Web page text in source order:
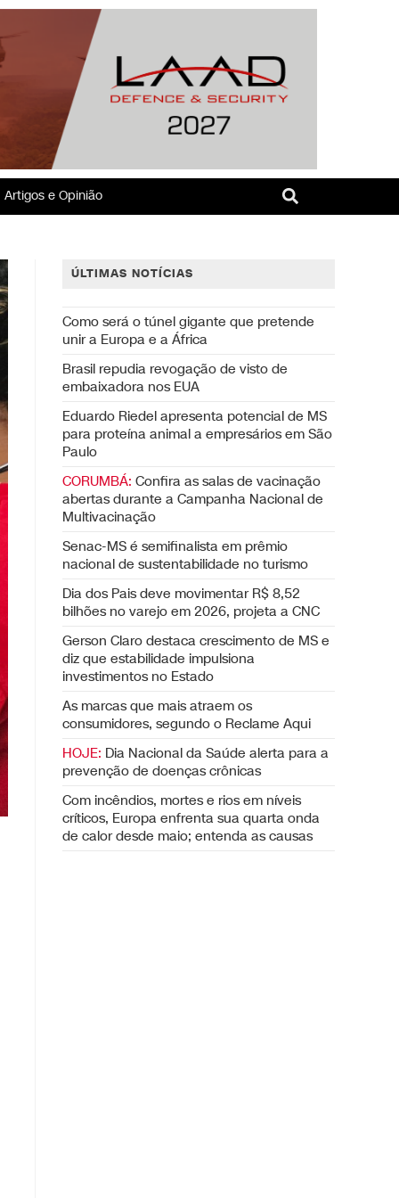
Artigos e Opinião
ÚLTIMAS NOTÍCIAS
Como será o túnel gigante que pretende
unir a Europa e a África
Brasil repudia revogação de visto de
embaixadora nos EUA
Eduardo Riedel apresenta potencial de MS
para proteína animal a empresários em São
Paulo
CORUMBÁ: Confira as salas de vacinação
abertas durante a Campanha Nacional de
Multivacinação
Senac-MS é semifinalista em prêmio
nacional de sustentabilidade no turismo
Dia dos Pais deve movimentar R$ 8,52
bilhões no varejo em 2026, projeta a CNC
Gerson Claro destaca crescimento de MS e
diz que estabilidade impulsiona
investimentos no Estado
As marcas que mais atraem os
consumidores, segundo o Reclame Aqui
HOJE: Dia Nacional da Saúde alerta para a
prevenção de doenças crônicas
Com incêndios, mortes e rios em níveis
críticos, Europa enfrenta sua quarta onda
de calor desde maio; entenda as causas